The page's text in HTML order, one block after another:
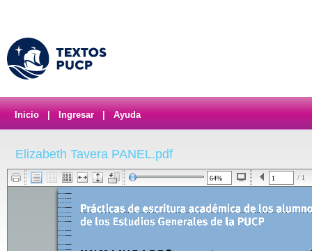
Inicio Ingresar Ayuda
Elizabeth Tavera PANEL.pdf
/ 1